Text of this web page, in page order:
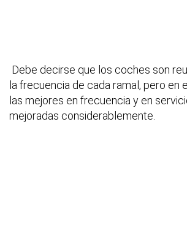
Debe decirse que los coches son
la frecuencia de cada ramal, pero en
las mejores en frecuencia y en
mejoradas considerablemente.